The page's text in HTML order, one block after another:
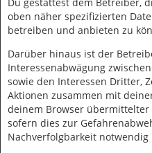
oben näher spezifizierten
betreiben und anbieten zu
Darüber hinaus ist der
Interessenabwägung
sowie den Interessen Dritter,
Aktionen zusammen mit
deinem Browser
sofern dies zur
Nachverfolgbarkeit notwendig